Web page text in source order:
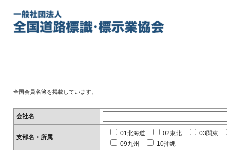
全国会員名簿を掲載しています。
会社名
支部名・所属
01北海道 02東北
03関東
09九州
10沖縄